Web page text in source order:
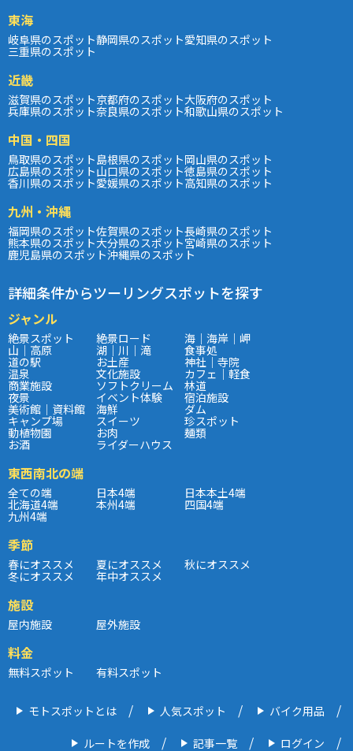
東海
岐阜県のスポット静岡県のスポット愛知県のスポット
三重県のスポット
近畿
滋賀県のスポット京都府のスポット大阪府のスポット
兵庫県のスポット奈良県のスポット和歌山県のスポット
中国・四国
鳥取県のスポット島根県のスポット岡山県のスポット
広島県のスポット山口県のスポット徳島県のスポット
香川県のスポット愛媛県のスポット高知県のスポット
九州・沖縄
福岡県のスポット佐賀県のスポット長崎県のスポット
熊本県のスポット大分県のスポット宮崎県のスポット
鹿児島県のスポット沖縄県のスポット
詳細条件からツーリングスポットを探す
ジャンル
絶景スポット 絶景ロード 海｜海岸｜岬
山｜高原 湖｜川｜滝 食事処
道の駅 お土産 神社｜寺院
温泉 文化施設 カフェ｜軽食
商業施設 ソフトクリーム 林道
夜景 イベント体験 宿泊施設
美術館｜資料館 海鮮 ダム
キャンプ場 スイーツ 珍スポット
動植物園 お肉 麺類
お酒 ライダーハウス
東西南北の端
全ての端 日本4端 日本本土4端
北海道4端 本州4端 四国4端
九州4端
季節
春にオススメ 夏にオススメ 秋にオススメ
冬にオススメ 年中オススメ
施設
屋内施設 屋外施設
料金
無料スポット 有料スポット
モトスポットとは 人気スポット バイク用品
ルートを作成 記事一覧 ログイン